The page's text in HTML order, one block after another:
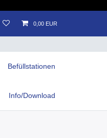
0,00 EUR
Befüllstationen
Info/Download